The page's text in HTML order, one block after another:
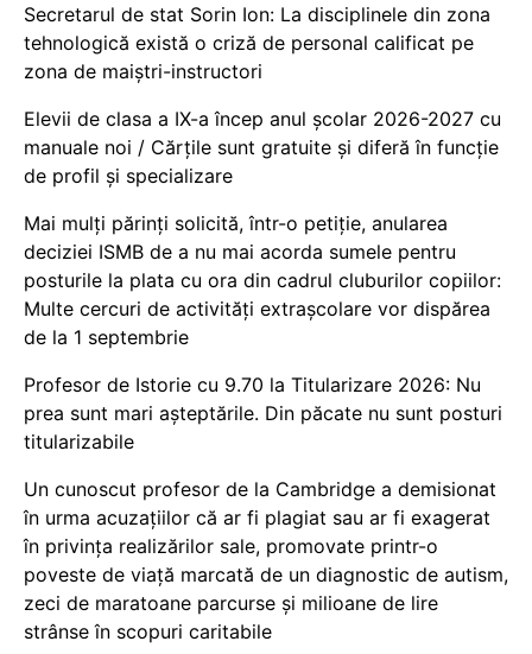
Secretarul de stat Sorin Ion: La disciplinele din zona
tehnologică există o criză de personal calificat pe
zona de maiștri-instructori
Elevii de clasa a IX-a încep anul școlar 2026-2027 cu
manuale noi / Cărțile sunt gratuite și diferă în funcție
de profil și specializare
Mai mulți părinți solicită, într-o petiție, anularea
deciziei ISMB de a nu mai acorda sumele pentru
posturile la plata cu ora din cadrul cluburilor copiilor:
Multe cercuri de activități extrașcolare vor dispărea
de la 1 septembrie
Profesor de Istorie cu 9.70 la Titularizare 2026: Nu
prea sunt mari așteptările. Din păcate nu sunt posturi
titularizabile
Un cunoscut profesor de la Cambridge a demisionat
în urma acuzațiilor că ar fi plagiat sau ar fi exagerat
în privința realizărilor sale, promovate printr-o
poveste de viață marcată de un diagnostic de autism,
zeci de maratoane parcurse și milioane de lire
strânse în scopuri caritabile